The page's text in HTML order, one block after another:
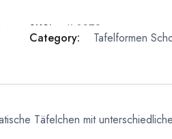
SKU:
170528
Category:
Tafelformen
Täfelchen mit